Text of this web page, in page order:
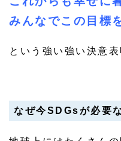
みんなでこの目標
という強い強い決意
なぜ今SDGsが必要